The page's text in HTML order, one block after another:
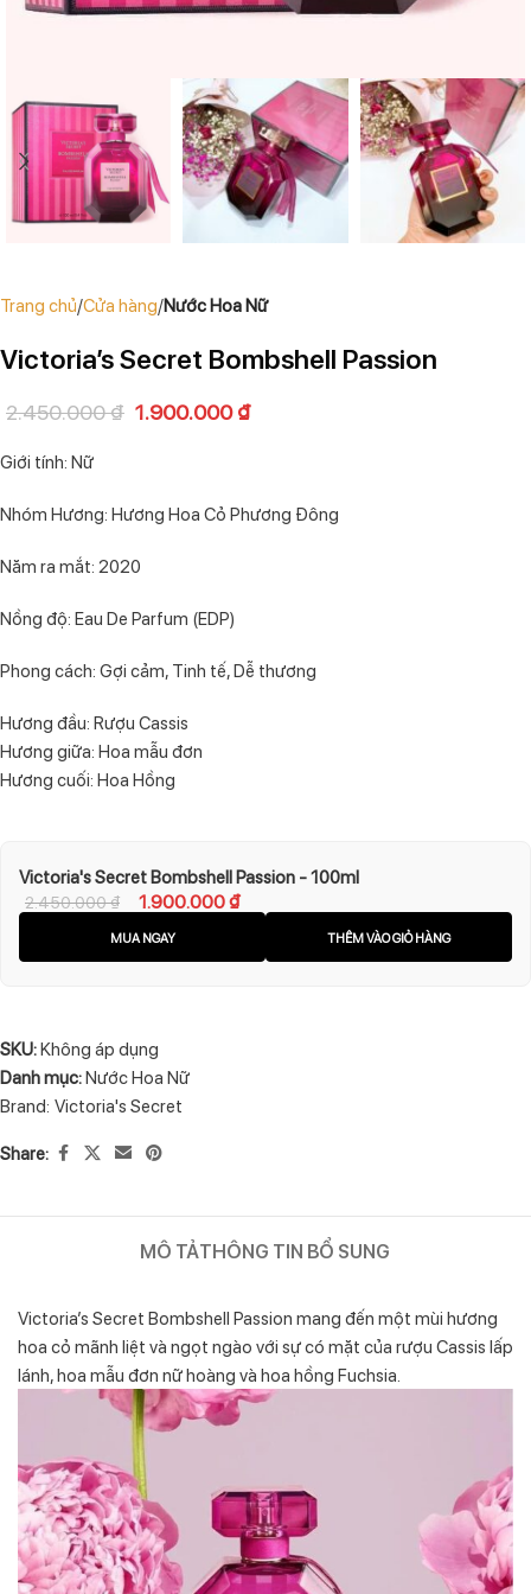
Trang chủ Cửa hàng Nước Hoa Nữ
Victoria’s Secret Bombshell Passion
2.450.000₫ 1.900.000₫
Giới tính: Nữ
Nhóm Hương: Hương Hoa Cỏ Phương Đông
Năm ra mắt: 2020
Nồng độ: Eau De Parfum (EDP)
Phong cách: Gợi cảm, Tinh tế, Dễ thương
Hương đầu: Rượu Cassis
Hương giữa: Hoa mẫu đơn
Hương cuối: Hoa Hồng
Victoria's Secret Bombshell Passion - 100ml
2.450.000₫ 1.900.000₫
MUA NGAY THÊM VÀO GIỎ HÀNG
SKU:Không áp dụng
Danh mục:Nước Hoa Nữ
Brand: Victoria's Secret
Share:
MÔ TẢTHÔNG TIN BỔ SUNG
Victoria’s Secret Bombshell Passion mang đến một mùi hương
hoa cỏ mãnh liệt và ngọt ngào với sự có mặt của rượu Cassis lấp
lánh, hoa mẫu đơn nữ hoàng và hoa hồng Fuchsia.